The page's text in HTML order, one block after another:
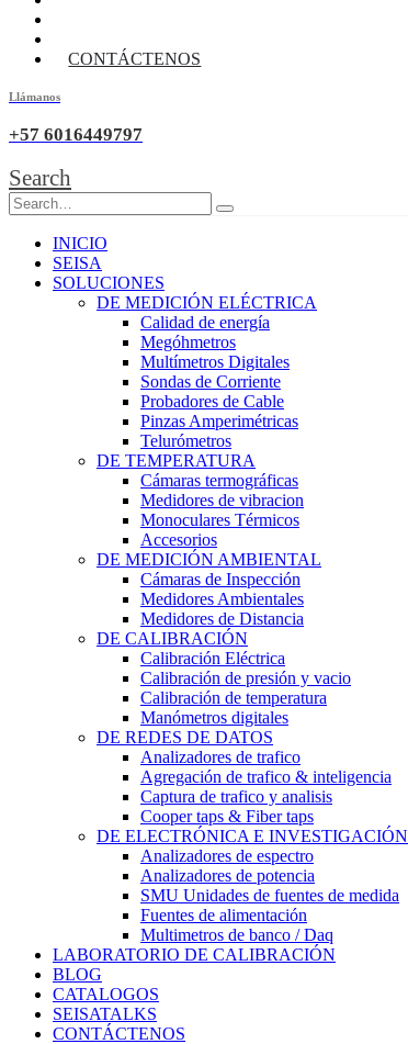
CONTÁCTENOS
Llámanos
+57 6016449797
Search
INICIO
SEISA
SOLUCIONES
DE MEDICIÓN ELÉCTRICA
Calidad de energía
Megóhmetros
Multímetros Digitales
Sondas de Corriente
Probadores de Cable
Pinzas Amperimétricas
Telurómetros
DE TEMPERATURA
Cámaras termográficas
Medidores de vibracion
Monoculares Térmicos
Accesorios
DE MEDICIÓN AMBIENTAL
Cámaras de Inspección
Medidores Ambientales
Medidores de Distancia
DE CALIBRACIÓN
Calibración Eléctrica
Calibración de presión y vacio
Calibración de temperatura
Manómetros digitales
DE REDES DE DATOS
Analizadores de trafico
Agregación de trafico & inteligencia
Captura de trafico y analisis
Cooper taps & Fiber taps
DE ELECTRÓNICA E INVESTIGACIÓN
Analizadores de espectro
Analizadores de potencia
SMU Unidades de fuentes de medida
Fuentes de alimentación
Multimetros de banco / Daq
LABORATORIO DE CALIBRACIÓN
BLOG
CATALOGOS
SEISATALKS
CONTÁCTENOS